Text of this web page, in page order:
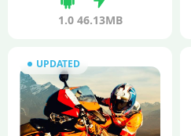
1.0 46.13MB
UPDATED